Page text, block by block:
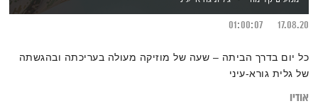
17.08.20
01:00:07
כל יום בדרך הביתה – שעה של מוזיקה מעולה בעריכתה ובהגשתה
של גלית גורא-עיני
אודיו